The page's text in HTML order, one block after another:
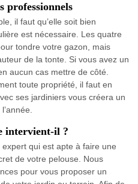
professionnels
il faut qu’elle soit bien
est nécessaire. Les quatre
tondre votre gazon, mais
de la tonte. Si vous avez un
aucun cas mettre de côté.
toute propriété, il faut en
ses jardiniers vous créera un
intervient-il ?
qui est apte à faire une
de votre pelouse. Nous
pour vous proposer un